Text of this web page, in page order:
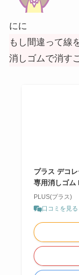
にに
もし間違って線
消しゴムで消す
プラス デコ
専用消しゴム
PLUS(プラス)
口コミを見る